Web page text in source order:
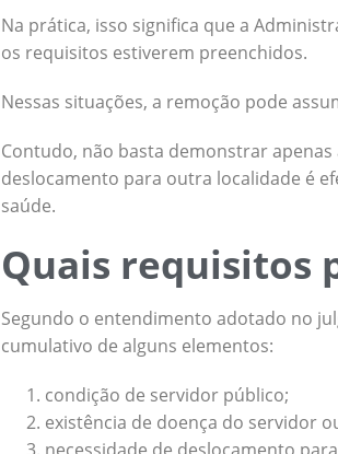
Na prática, isso significa que a
os requisitos estiverem preenchidos.
Nessas situações, a remoção pode
Contudo, não basta demonstrar
deslocamento para outra localidade é
saúde.
Quais requisitos
Segundo o entendimento adotado no
cumulativo de alguns elementos:
condição de servidor público;
existência de doença do servidor